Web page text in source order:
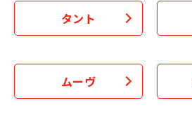
タント
ムーヴ